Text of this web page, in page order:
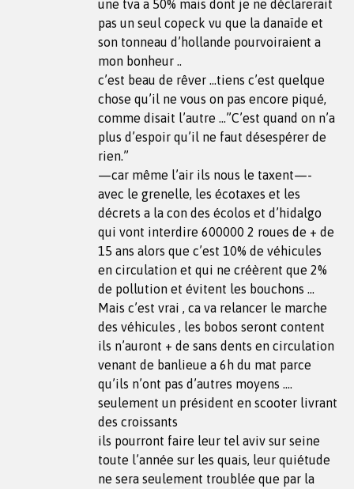
une tva a 50% mais dont je ne déclarerait
pas un seul copeck vu que la danaïde et
son tonneau d’hollande pourvoiraient a
mon bonheur ..
c’est beau de rêver …tiens c’est quelque
chose qu’il ne vous on pas encore piqué,
comme disait l’autre …”C’est quand on n’a
plus d’espoir qu’il ne faut désespérer de
rien.”
—car même l’air ils nous le taxent—-
avec le grenelle, les écotaxes et les
décrets a la con des écolos et d’hidalgo
qui vont interdire 600000 2 roues de + de
15 ans alors que c’est 10% de véhicules
en circulation et qui ne créèrent que 2%
de pollution et évitent les bouchons …
Mais c’est vrai , ca va relancer le marche
des véhicules , les bobos seront content
ils n’auront + de sans dents en circulation
venant de banlieue a 6h du mat parce
qu’ils n’ont pas d’autres moyens ….
seulement un président en scooter livrant
des croissants
ils pourront faire leur tel aviv sur seine
toute l’année sur les quais, leur quiétude
ne sera seulement troublée que par la